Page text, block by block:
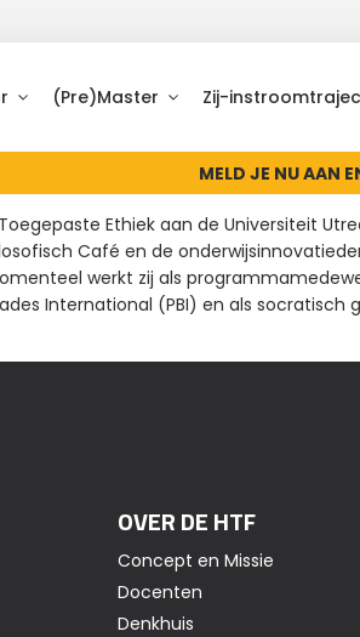
(Pre)Master Zij-
MELD JE NU AAN
Ethiek aan de Universiteit
Café en de
werkt zij als
International (PBI) en als
OVER DE HTF
Concept en Missie
Docenten
Denkhuis